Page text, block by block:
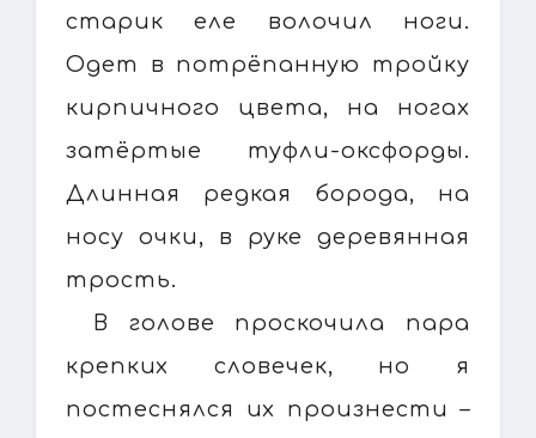
старик еле волочил ноги.
Одет в потрёпанную тройку
кирпичного цвета, на ногах
затёртые туфли-оксфорды.
Длинная редкая борода, на
носу очки, в руке деревянная
трость.
В голове проскочила пара
крепких словечек, но я
постеснялся их произнести –